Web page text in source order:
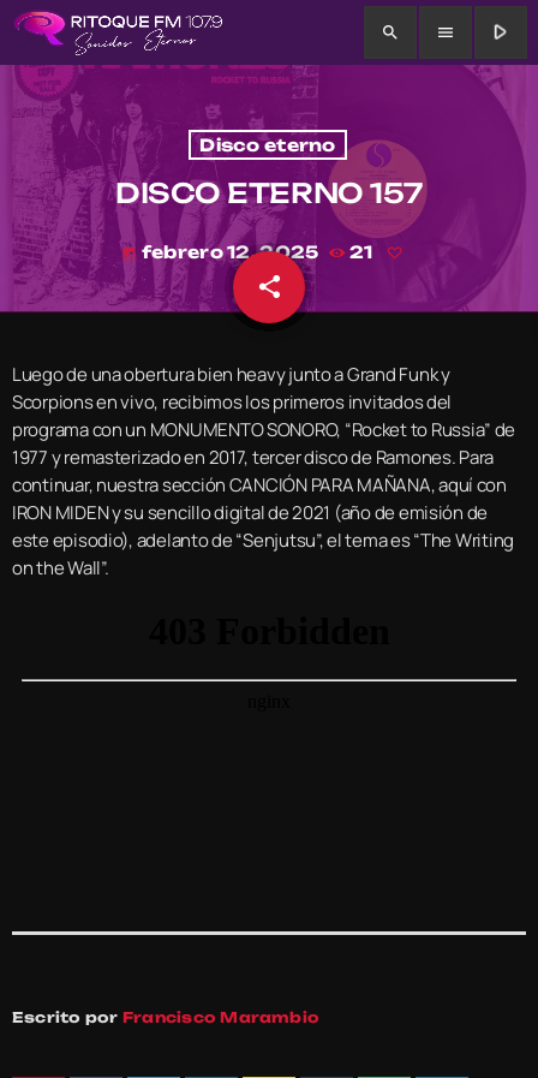
search menu play_arrow
Disco eterno
DISCO ETERNO 157
today febrero 12, 2025 21
share
email
Luego de una obertura bien heavy junto a Grand Funk y
Scorpions en vivo, recibimos los primeros invitados del
programa con un MONUMENTO SONORO, “Rocket to Russia” de
1977 y remasterizado en 2017, tercer disco de Ramones. Para
continuar, nuestra sección CANCIÓN PARA MAÑANA, aquí con
IRON MIDEN y su sencillo digital de 2021 (año de emisión de
este episodio), adelanto de “Senjutsu”, el tema es “The Writing
on the Wall”.
Escrito por Francisco Marambio